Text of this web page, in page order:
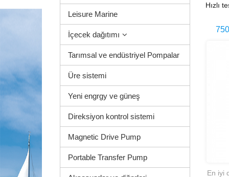
Leisure Marine
İçecek dağıtımı
Tarımsal ve endüstriyel Pompalar
Üre sistemi
Yeni engrgy ve güneş
Direksiyon kontrol sistemi
Magnetic Drive Pump
Portable Transfer Pump
Hızlı
En iyi